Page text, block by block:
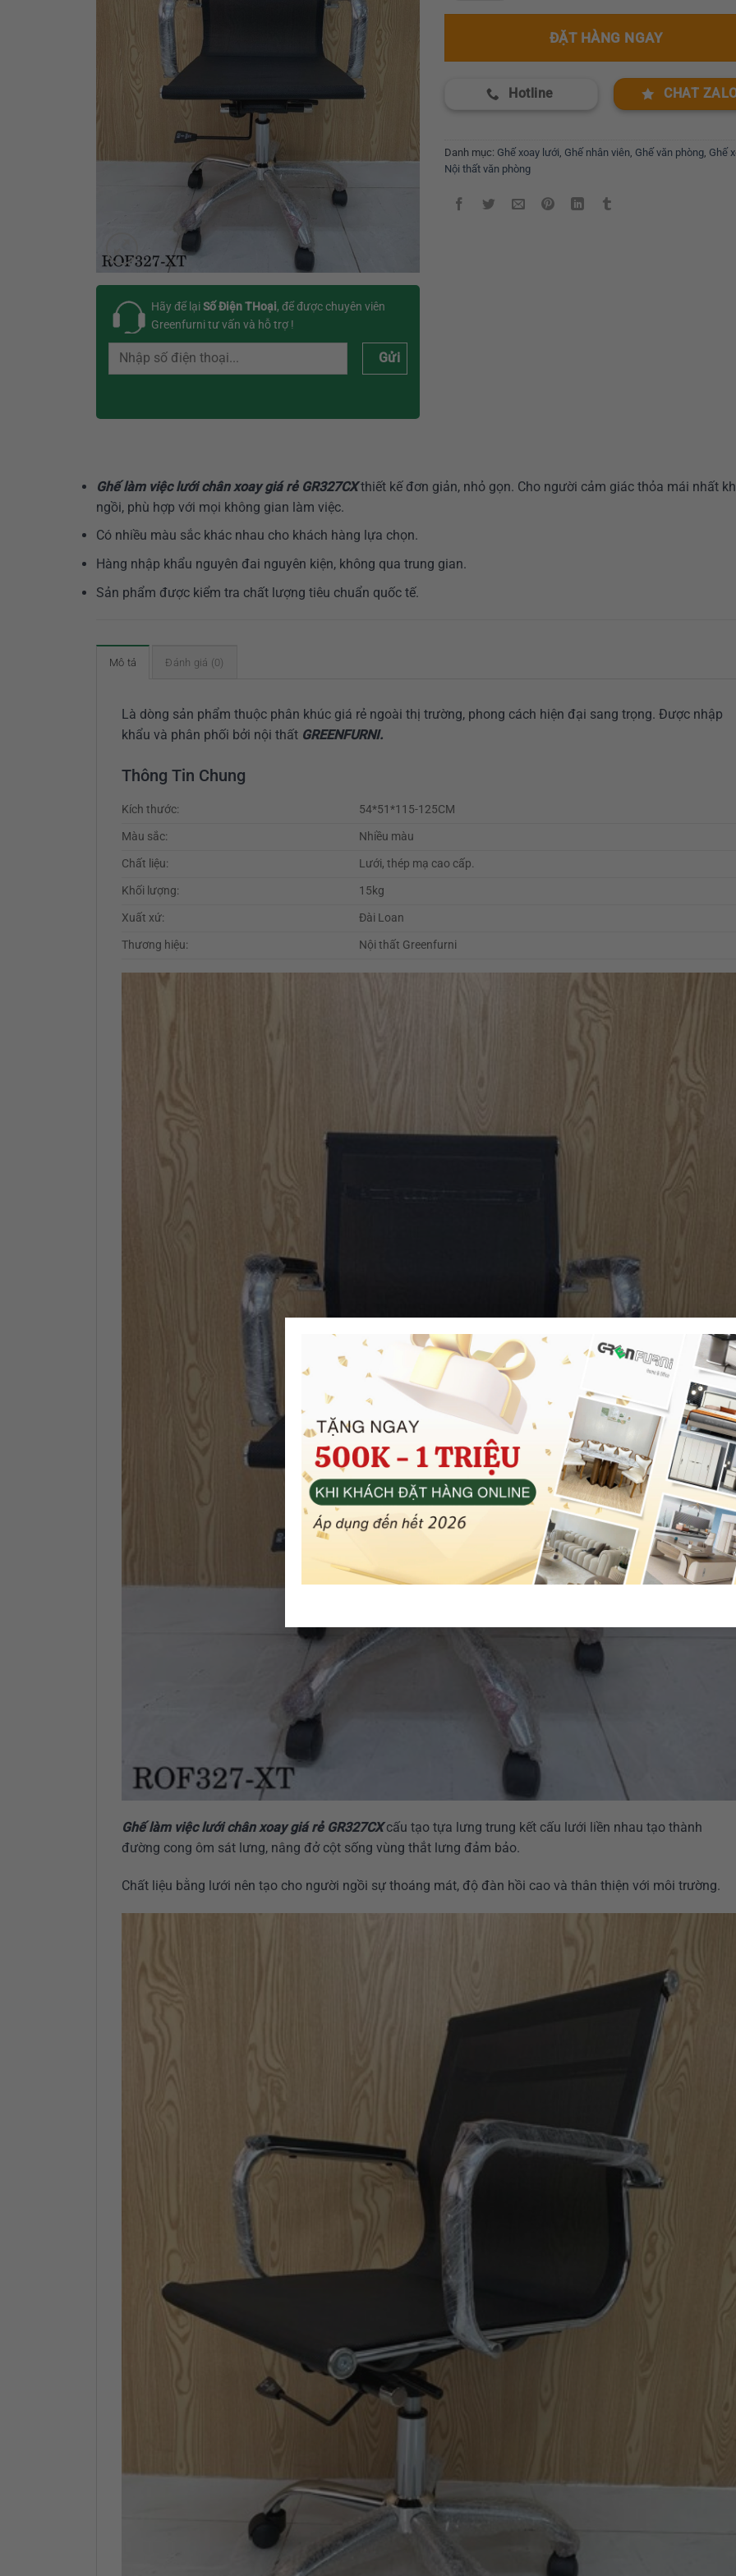
Hãy để lạiSố Điện THoại, để được chuyên viên
Greenfurni tư vấn và hỗ trợ !
Gửi
ĐẶT HÀNG NGAY
Hotline CHAT
Danh mục: Ghế xoay lưới Ghế nhân viên, Ghế văn phòng, Ghế
Nội thất văn phòng
Ghế làm việc lưới chân xoay giá rẻ GR327CX thiết kế đơn giản, nhỏ gọn. Cho người cảm giác thỏa mái nhất
ngồi, phù hợp với mọi không gian làm việc.
Có nhiều màu sắc khác nhau cho khách hàng lựa chọn.
Hàng nhập khẩu nguyên đai nguyên kiện, không qua trung gian.
Sản phẩm được kiểm tra chất lượng tiêu chuẩn quốc tế.
Mô tả Đánh giá (0)
Là dòng sản phẩm thuộc phân khúc giá rẻ ngoài thị trường, phong cách hiện đại sang trọng. Được nhập
khẩu và phân phối bởi nội thất GREENFURNI.
Thông Tin Chung
Kích thước:
54*51*115-125CM
Màu sắc:
Nhiều màu
Chất liệu:
Lưới, thép mạ cao cấp.
Khối lượng:
15kg
Xuất xứ:
Đài Loan
Thương hiệu:
Nội thất Greenfurni
Ghế làm việc lưới chân xoay giá rẻ GR327CXcấu tạo tựa lưng trung kết cấu lưới liền nhau tạo thành
đường cong ôm sát lưng, nâng đở cột sống vùng thắt lưng đảm bảo.
Chất liệu bằng lưới nên tạo cho người ngồi sự thoáng mát, độ đàn hồi cao và thân thiện với môi trường.